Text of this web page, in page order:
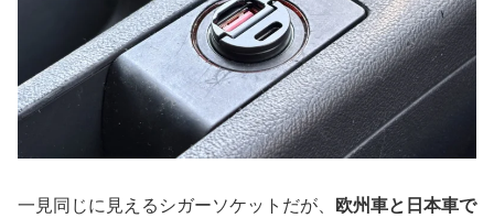
一見同じに見えるシガーソケットだが、
欧州車と日本車で